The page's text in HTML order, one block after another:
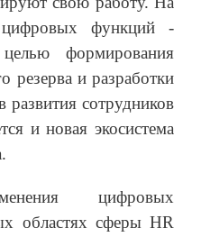
функций -
формирования
резерва и разработки
сотрудников
и новая экосистема
цифровых
областях сферы HR